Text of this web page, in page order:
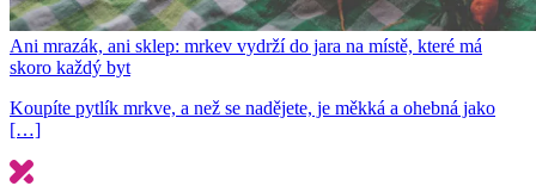
Ani mrazák, ani sklep: mrkev vydrží do jara na místě, které má
skoro každý byt
Koupíte pytlík mrkve, a než se nadějete, je měkká a ohebná jako
[…]